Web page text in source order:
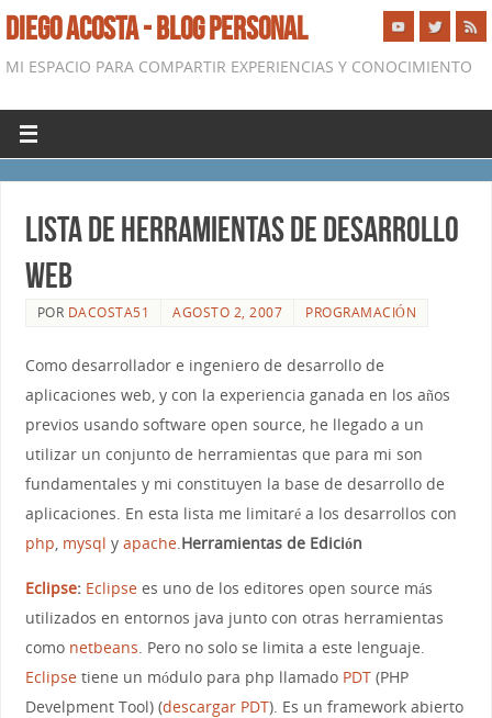
DIEGO ACOSTA - BLOG PERSONAL
MI ESPACIO PARA COMPARTIR EXPERIENCIAS Y CONOCIMIENTO
Lista de Herramientas de desarrollo
web
POR DACOSTA51 AGOSTO 2, 2007 PROGRAMACIÓN
Como desarrollador e ingeniero de desarrollo de
aplicaciones web, y con la experiencia ganada en los años
previos usando software open source, he llegado a un
utilizar un conjunto de herramientas que para mi son
fundamentales y mi constituyen la base de desarrollo de
aplicaciones. En esta lista me limitaré a los desarrollos con
php mysql y apache. Herramientas de Edición
Eclipse: Eclipsees uno de los editores open source más
utilizados en entornos java junto con otras herramientas
como netbeans. Pero no solo se limita a este lenguaje.
Eclipsetiene un módulo para php llamado PDT(PHP
Develpment Tool) (descargar PDT). Es un framework abierto